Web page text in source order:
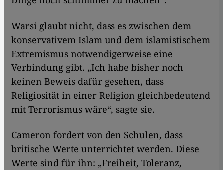
Warsi glaubt nicht, dass es zwischen dem
konservativem Islam und dem islamistischem
Extremismus notwendigerweise eine
Verbindung gibt. „Ich habe bisher noch
keinen Beweis dafür gesehen, dass
Religiosität in einer Religion gleichbedeutend
mit Terrorismus wäre“, sagte sie.
Cameron fordert von den Schulen, dass
britische Werte unterrichtet werden. Diese
Werte sind für ihn: „Freiheit, Toleranz,